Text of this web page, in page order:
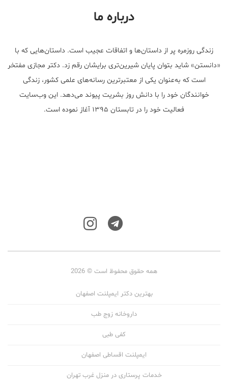
درباره ما
زندگی روزمره پر از داستان‌ها و اتفاقات عجیب است. داستان‌هایی که با
«دانستن» شاید بتوان پایان شیرین‌تری برایشان رقم زد. دکتر مجازی مفتخر
است که به‌عنوان یکی از معتبر‌ترین رسانه‌های علمی کشور، زندگی
خوانندگان خود را با دانش روز بشریت پیوند می‌دهد. این وب‌سایت
فعالیت خود را در تابستان ۱۳۹۵ آغاز نموده است.
همه حقوق محفوظ است © 2026
بهترین دکتر ایمپلنت اصفهان
داروخانه زوج طب
کفی طبی
ایمپلنت اقساطی اصفهان
خدمات پرستاری در منزل غرب تهران